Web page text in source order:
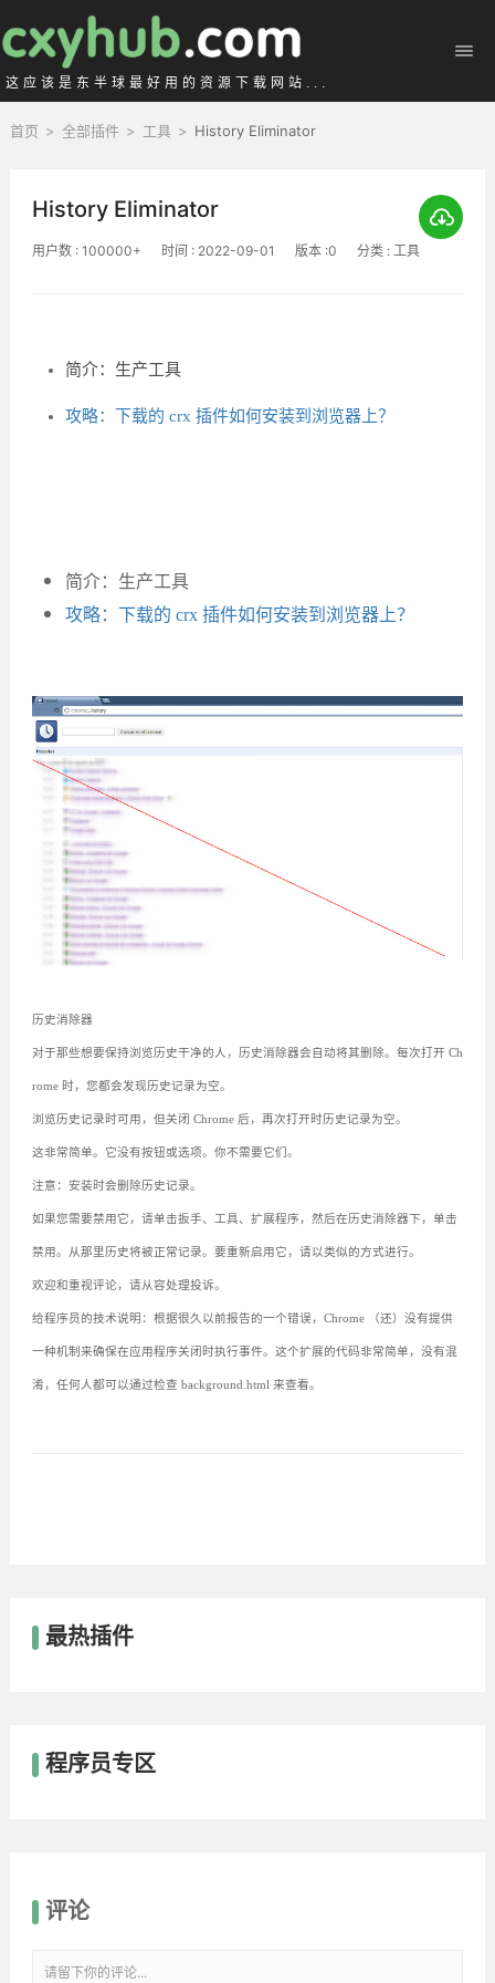
这应该是东半球最好用的资源下载网站...
首页 > 全部插件 > 工具 > History Eliminator
History Eliminator
用户数 : 100000+ 时间 : 2022-09-01 版本 :0 分类 : 工具
简介：生产工具
攻略：下载的 crx 插件如何安装到浏览器上？
简介：生产工具
攻略：下载的 crx 插件如何安装到浏览器上？
历史消除器
对于那些想要保持浏览历史干净的人，历史消除器会自动将其删除。每次打开 Ch
rome 时，您都会发现历史记录为空。
浏览历史记录时可用，但关闭 Chrome 后，再次打开时历史记录为空。
这非常简单。它没有按钮或选项。你不需要它们。
注意：安装时会删除历史记录。
如果您需要禁用它，请单击扳手、工具、扩展程序，然后在历史消除器下，单击
禁用。从那里历史将被正常记录。要重新启用它，请以类似的方式进行。
欢迎和重视评论，请从容处理投诉。
给程序员的技术说明：根据很久以前报告的一个错误，Chrome （还）没有提供
一种机制来确保在应用程序关闭时执行事件。这个扩展的代码非常简单，没有混
淆，任何人都可以通过检查 background.html 来查看。
最热插件
程序员专区
评论